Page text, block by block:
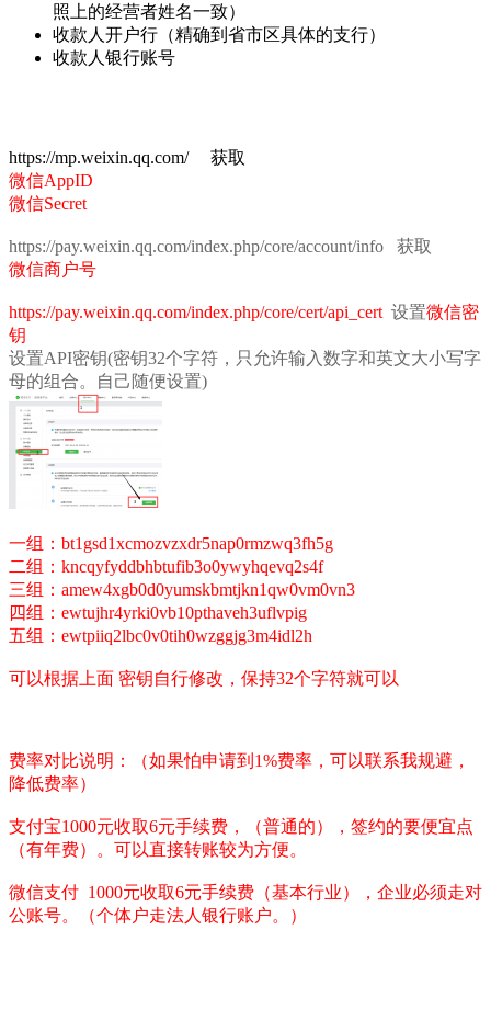
照上的经营者姓名一致）
收款人开户行（精确到省市区具体的支行）
收款人银行账号
https://mp.weixin.qq.com/ 获取
微信AppID
微信Secret
https://pay.weixin.qq.com/index.php/core/account/info 获取
微信商户号
https://pay.weixin.qq.com/index.php/core/cert/api_cert 设置微信密
钥
设置API密钥(密钥32个字符，只允许输入数字和英文大小写字
母的组合。自己随便设置)
一组：bt1gsd1xcmozvzxdr5nap0rmzwq3fh5g
二组：kncqyfyddbhbtufib3o0ywyhqevq2s4f
三组：amew4xgb0d0yumskbmtjkn1qw0vm0vn3
四组：ewtujhr4yrki0vb10pthaveh3uflvpig
五组：ewtpiiq2lbc0v0tih0wzggjg3m4idl2h
可以根据上面 密钥自行修改，保持32个字符就可以
费率对比说明：（如果怕申请到1%费率，可以联系我规避，
降低费率）
支付宝1000元收取6元手续费，（普通的），签约的要便宜点
（有年费）。可以直接转账较为方便。
微信支付 1000元收取6元手续费（基本行业），企业必须走对
公账号。（个体户走法人银行账户。）